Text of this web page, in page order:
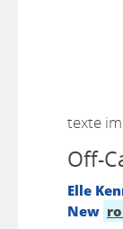
texte
Off-
Elle
New